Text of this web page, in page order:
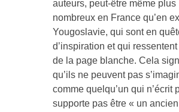
auteurs, peut-être même plus
nombreux en France qu’en
Yougoslavie, qui sont en
d’inspiration et qui
de la page blanche. Cela
qu’ils ne peuvent pas
comme quelqu’un qui n’écrit
supporte pas être « un ancien